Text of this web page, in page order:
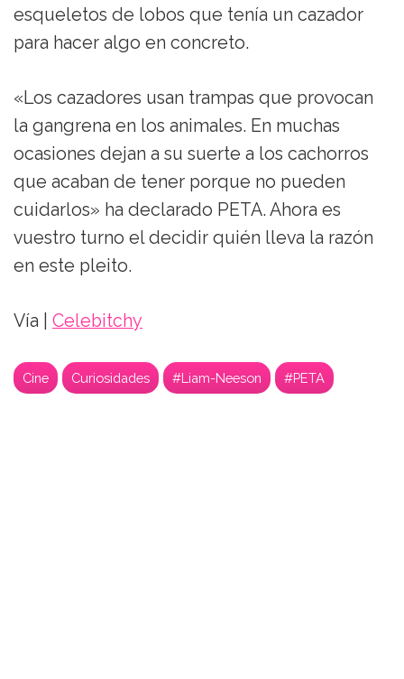
esqueletos de lobos que tenía un cazador
para hacer algo en concreto.
«Los cazadores usan trampas que provocan
la gangrena en los animales. En muchas
ocasiones dejan a su suerte a los cachorros
que acaban de tener porque no pueden
cuidarlos» ha declarado PETA. Ahora es
vuestro turno el decidir quién lleva la razón
en este pleito.
Vía | Celebitchy
Cine Curiosidades #Liam-Neeson #PETA